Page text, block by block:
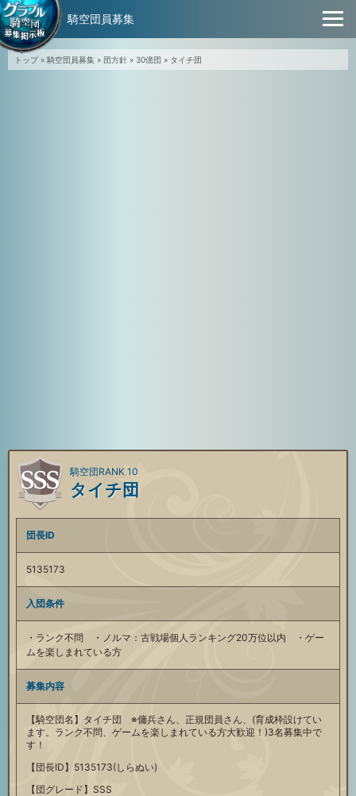
トップ» 騎空団員募集 » 団方針 » 30億団 » タイチ団
タイチ団
騎空団RANK 10
団長ID
5135173
入団条件
・ランク不問 ・ノルマ：古戦場個人ランキング20万位以内 ・ゲー
ムを楽しまれている方
募集内容
【騎空団名】タイチ団 ※傭兵さん、正規団員さん、(育成枠設けてい
ます。ランク不問、ゲームを楽しまれている方大歓迎！)3名募集中で
す！
【団長ID】5135173(しらぬい)
【団グレード】SSS
騎空団員募集